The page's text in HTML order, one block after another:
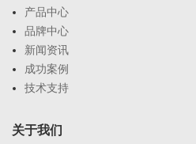
产品中心
品牌中心
新闻资讯
成功案例
技术支持
关于我们